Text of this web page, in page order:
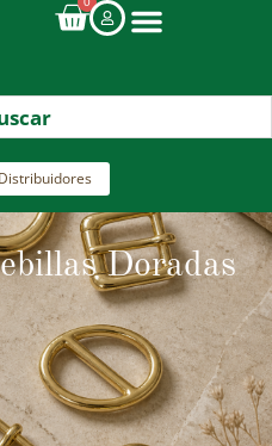
Distribuidores
Doradas